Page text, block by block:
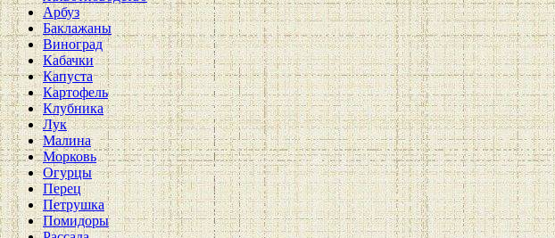
Арбуз
Баклажаны
Виноград
Кабачки
Капуста
Картофель
Клубника
Лук
Малина
Морковь
Огурцы
Перец
Петрушка
Помидоры